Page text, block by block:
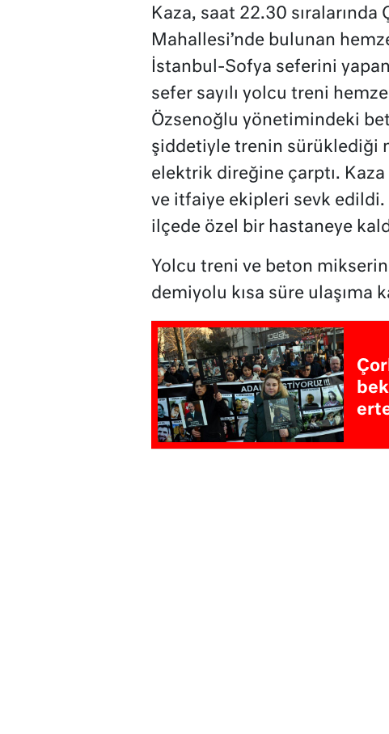
Kaza, saat 22.30 sıralarında
Mahallesi’nde bulunan
İstanbul-Sofya seferini
sefer sayılı yolcu treni
Özsenoğlu yönetimindeki
şiddetiyle trenin sürüklediği
elektrik direğine çarptı.
ve itfaiye ekipleri sevk edildi.
ilçede özel bir hastaneye
Yolcu treni ve beton
demiyolu kısa süre ulaşıma